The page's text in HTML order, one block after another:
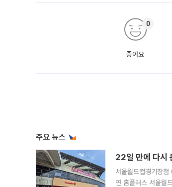
좋아요
0
주요 뉴스
22일 만에 다시
서울월드컵경기장
연 홈플러스 서울월